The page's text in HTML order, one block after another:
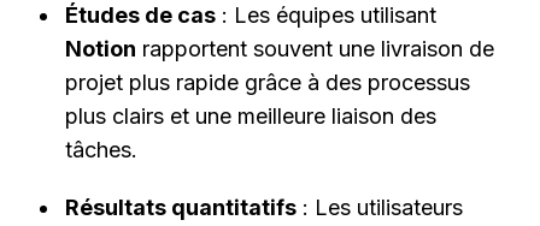
Études de cas
Notion rapportent souvent une livraison de
projet plus rapide grâce à des processus
plus clairs et une meilleure liaison des
tâches.
Résultats quantitatifs : Les utilisateurs